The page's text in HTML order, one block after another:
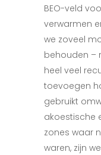
BEO-veld
verwarmen
we zoveel
behouden –
heel veel
toevoegen
gebruikt
akoestische
zones waar
waren, zijn